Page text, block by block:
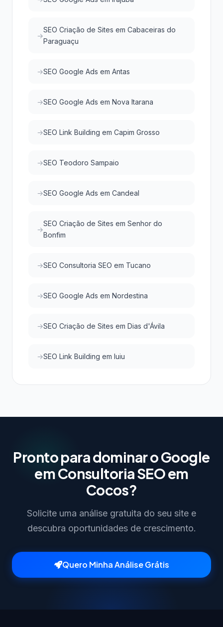
SEO Criação de Sites em Cabaceiras do
Paraguaçu
SEO Google Ads em Antas
SEO Google Ads em Nova Itarana
SEO Link Building em Capim Grosso
SEO Teodoro Sampaio
SEO Google Ads em Candeal
SEO Criação de Sites em Senhor do
Bonfim
SEO Consultoria SEO em Tucano
SEO Google Ads em Nordestina
SEO Criação de Sites em Dias d'Ávila
SEO Link Building em Iuiu
Pronto para dominar o Google
em Consultoria SEO em
Cocos?
Solicite uma análise gratuita do seu site e
descubra oportunidades de crescimento.
Quero Minha Análise Grátis